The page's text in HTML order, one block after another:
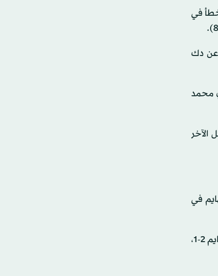
في
عاجزاً عن دك
محمد
عرضية إلى البديل الآخر
هوفنهايم في
من ناحيته، تقدم فولفسبورغ إلى المركز العاشر برصيد 29 نقطة بفارق الأهداف عن بوروسيا دورتموند الفائز على هايدنهايم 2-1،